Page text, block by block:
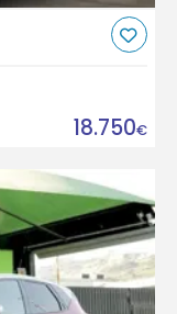
18.750€